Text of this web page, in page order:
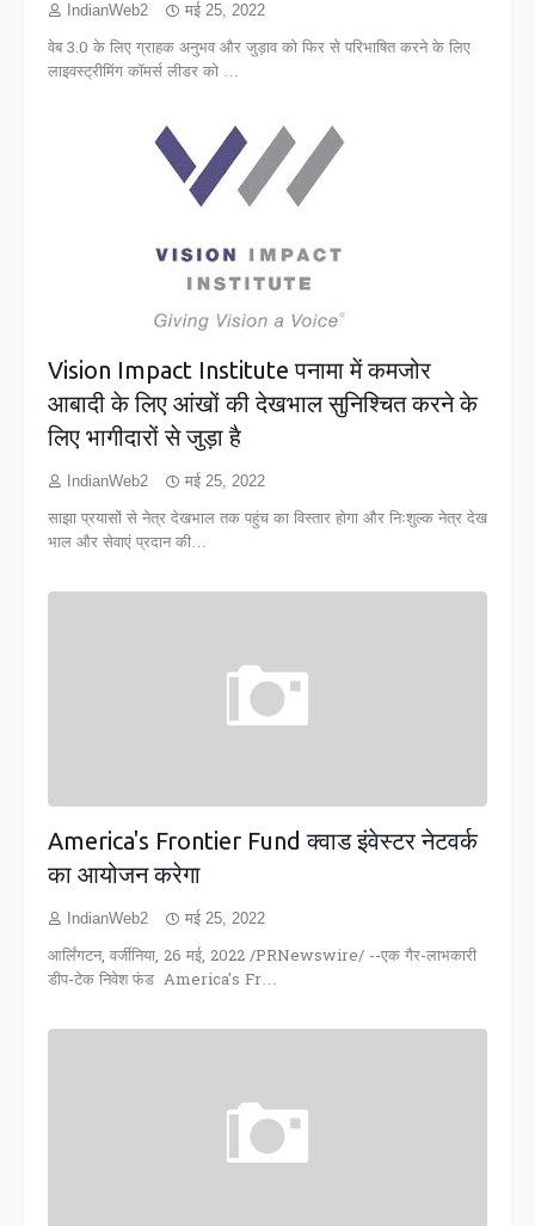
IndianWeb2 मई 25, 2022
वेब 3.0 के लिए ग्राहक अनुभव और जुड़ाव को फिर से परिभाषित करने के लिए
लाइवस्ट्रीमिंग कॉमर्स लीडर को …
Vision Impact Institute पनामा में कमजोर
आबादी के लिए आंखों की देखभाल सुनिश्चित करने के
लिए भागीदारों से जुड़ा है
IndianWeb2 मई 25, 2022
साझा प्रयासों से नेत्र देखभाल तक पहुंच का विस्तार होगा और निःशुल्क नेत्र देख
भाल और सेवाएं प्रदान की…
America's Frontier Fund क्वाड इंवेस्टर नेटवर्क
का आयोजन करेगा
IndianWeb2 मई 25, 2022
आर्लिंगटन, वर्जीनिया, 26 मई, 2022 /PRNewswire/ --एक गैर-लाभकारी
डीप-टेक निवेश फंड America's Fr…